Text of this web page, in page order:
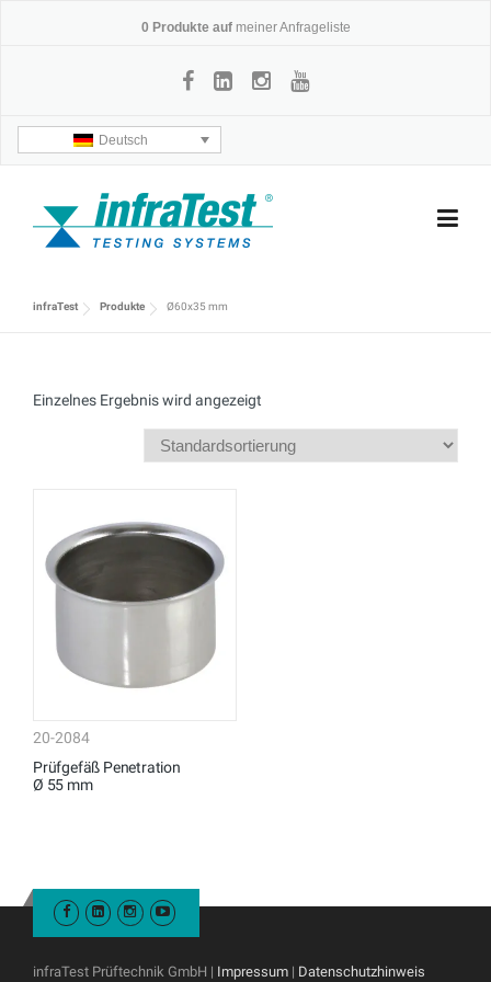
0 Produkte auf meiner Anfrageliste
Deutsch
infraTest Produkte Ø60x35 mm
Einzelnes Ergebnis wird angezeigt
20-2084
Prüfgefäß Penetration
Ø 55 mm
infraTest Prüftechnik GmbH | Impressum | Datenschutzhinweis